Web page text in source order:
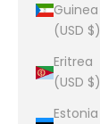
Guinea
(USD $)
Eritrea
(USD $)
Estonia